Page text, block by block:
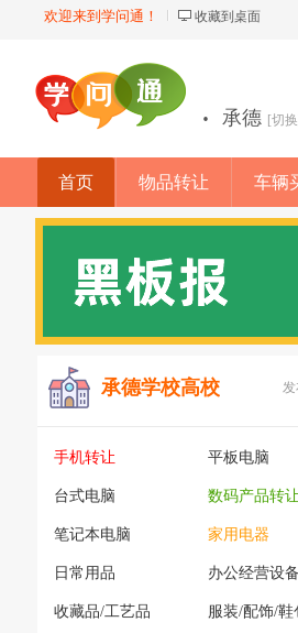
欢迎来到学问通！ 收藏到桌面
· 承德 [切
首页 物品转让 车辆
店铺
承德学校高校 发
手机转让 平板电脑
台式电脑 数码产品转让
笔记本电脑 家用电器
日常用品 办公经营设备
收藏品/工艺品 服装/配饰/鞋